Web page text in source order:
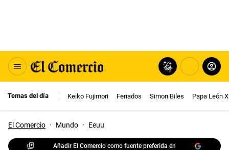
Temas del día Keiko Fujimori Feriados Simon Biles Papa León
El Comercio · Mundo · Eeuu
Añadir El Comercio como fuente preferida en